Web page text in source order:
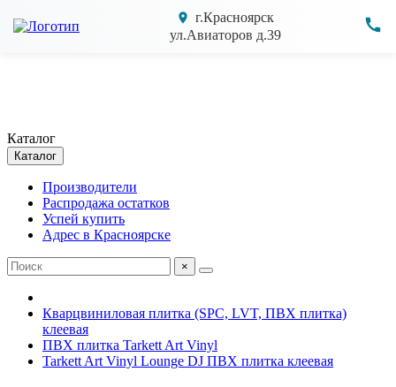
г.Красноярск
ул.Авиаторов д.39
Каталог
Каталог
Производители
Распродажа остатков
Успей купить
Адрес в Красноярске
×
Кварцвиниловая плитка (SPC, LVT, ПВХ плитка)
клеевая
ПВХ плитка Tarkett Art Vinyl
Tarkett Art Vinyl Lounge DJ ПВХ плитка клеевая